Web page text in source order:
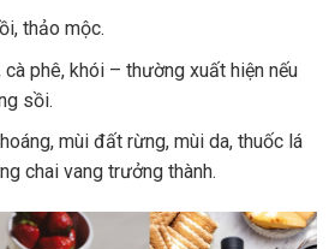
thảo mộc.
phê, khói – thường xuất hiện nếu
sồi.
mùi đất rừng, mùi da, thuốc lá
chai vang trưởng thành.